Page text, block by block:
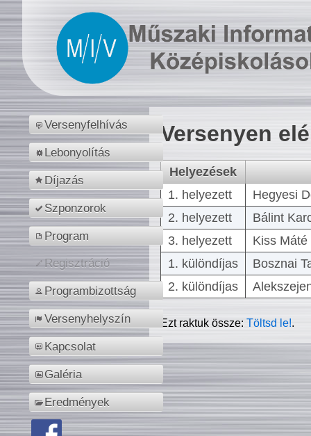
Versenyfelhívás
Lebonyolítás
Díjazás
Szponzorok
Program
Regisztráció
Programbizottság
Versenyhelyszín
Kapcsolat
Galéria
Eredmények
Versenyen
Helyezések
1. helyezett
Hegyesi
2. helyezett
Bálint
3. helyezett
Kiss
1. különdíjas
Bosznai
2. különdíjas
Ezt raktuk össze:Töltsd le!.